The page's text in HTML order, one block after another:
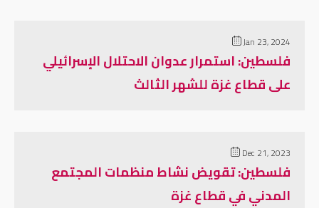
Jan 23, 2024
فلسطين: استمرار عدوان الاحتلال الإسرائيلي
على قطاع غزة للشهر الثالث
Dec 21, 2023
فلسطين: تقويض نشاط منظمات المجتمع
المدني في قطاع غزة